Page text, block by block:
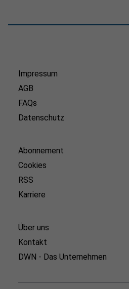
Impressum
AGB
FAQs
Datenschutz
Abonnement
Cookies
RSS
Karriere
Über uns
Kontakt
DWN - Das Unternehmen